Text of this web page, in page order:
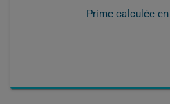
Prime calculée en